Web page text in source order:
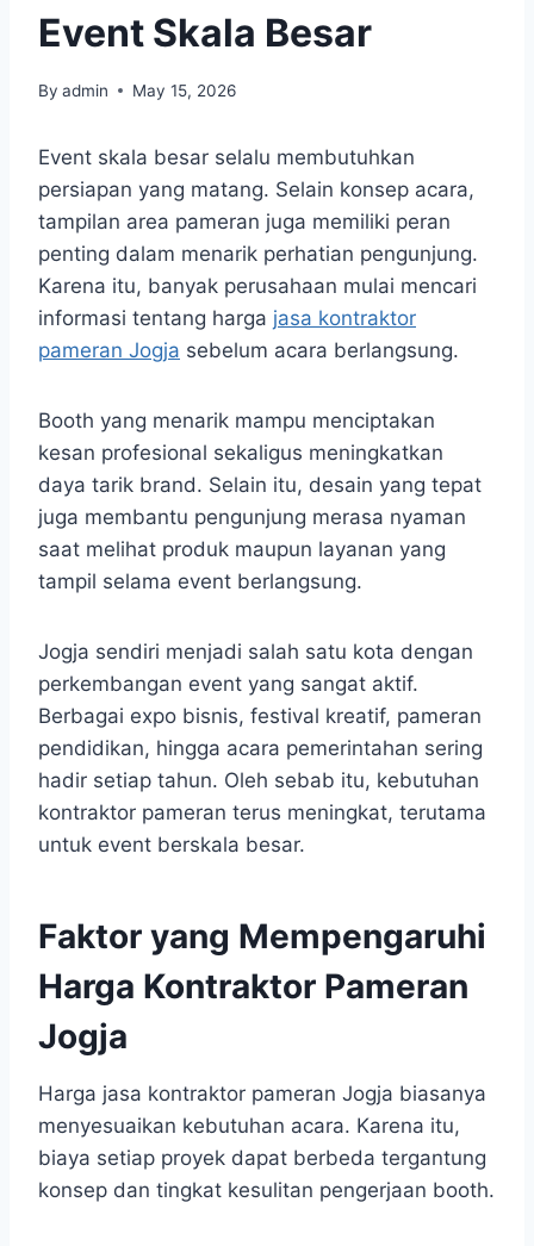
Event Skala Besar
By admin May 15, 2026
Event skala besar selalu membutuhkan
persiapan yang matang. Selain konsep acara,
tampilan area pameran juga memiliki peran
penting dalam menarik perhatian pengunjung.
Karena itu, banyak perusahaan mulai mencari
informasi tentang harga jasa kontraktor
pameran Jogja sebelum acara berlangsung.
Booth yang menarik mampu menciptakan
kesan profesional sekaligus meningkatkan
daya tarik brand. Selain itu, desain yang tepat
juga membantu pengunjung merasa nyaman
saat melihat produk maupun layanan yang
tampil selama event berlangsung.
Jogja sendiri menjadi salah satu kota dengan
perkembangan event yang sangat aktif.
Berbagai expo bisnis, festival kreatif, pameran
pendidikan, hingga acara pemerintahan sering
hadir setiap tahun. Oleh sebab itu, kebutuhan
kontraktor pameran terus meningkat, terutama
untuk event berskala besar.
Faktor yang Mempengaruhi
Harga Kontraktor Pameran
Jogja
Harga jasa kontraktor pameran Jogja biasanya
menyesuaikan kebutuhan acara. Karena itu,
biaya setiap proyek dapat berbeda tergantung
konsep dan tingkat kesulitan pengerjaan booth.